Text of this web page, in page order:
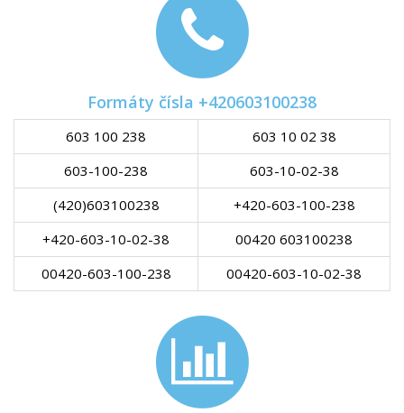
Formáty čísla +420603100238
603 100 238
603 10 02 38
603-100-238
603-10-02-38
(420)603100238
+420-603-100-238
+420-603-10-02-38
00420 603100238
00420-603-100-238
00420-603-10-02-38